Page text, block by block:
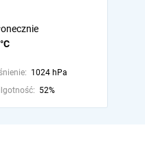
1024 hPa
52%